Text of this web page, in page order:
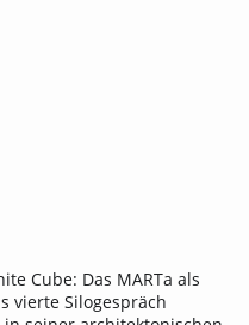
Cube: Das MARTa als
vierte Silogespräch